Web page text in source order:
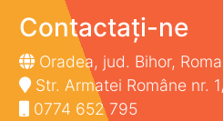
Contactați-ne
Oradea, jud. Bihor,
Str. Armatei Române nr.
0774 652 795